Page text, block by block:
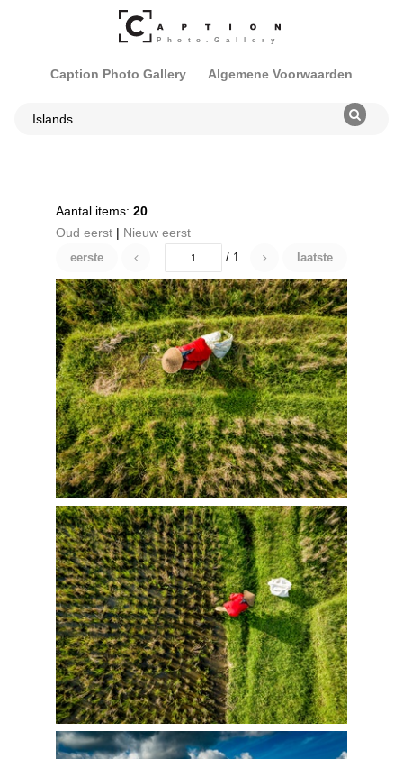
Caption Photo Gallery Algemene Voorwaarden
Aantal items: 20
Oud eerst | Nieuw eerst
eerste / 1 laatste